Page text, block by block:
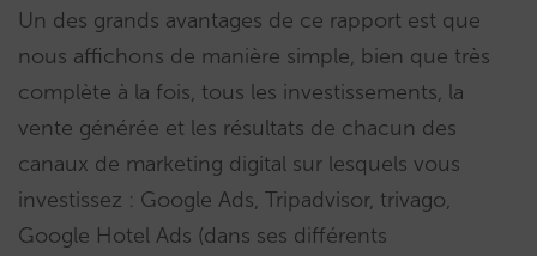
Un des grands avantages de ce rapport est que
nous affichons de manière simple, bien que très
complète à la fois, tous les investissements, la
vente générée et les résultats de chacun des
canaux de marketing digital sur lesquels vous
investissez : Google Ads, Tripadvisor, trivago,
Google Hotel Ads (dans ses différents